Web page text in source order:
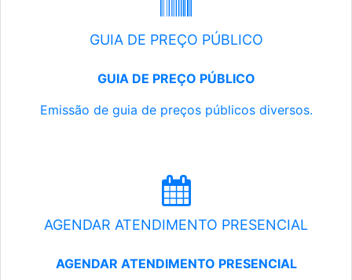
GUIA DE PREÇO PÚBLICO
GUIA DE PREÇO PÚBLICO
Emissão de guia de preços públicos diversos.
AGENDAR ATENDIMENTO PRESENCIAL
AGENDAR ATENDIMENTO PRESENCIAL